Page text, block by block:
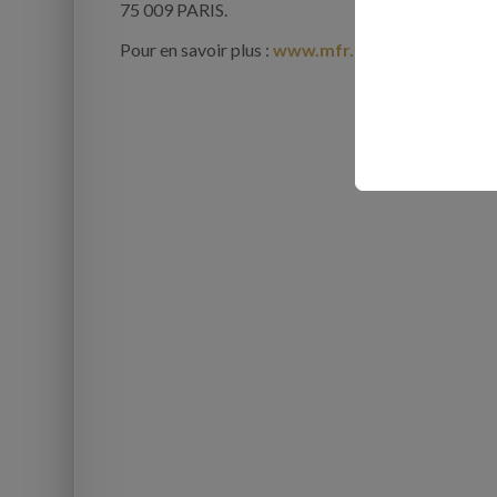
75 009 PARIS.
Pour en savoir plus :www.mfr.asso.fr